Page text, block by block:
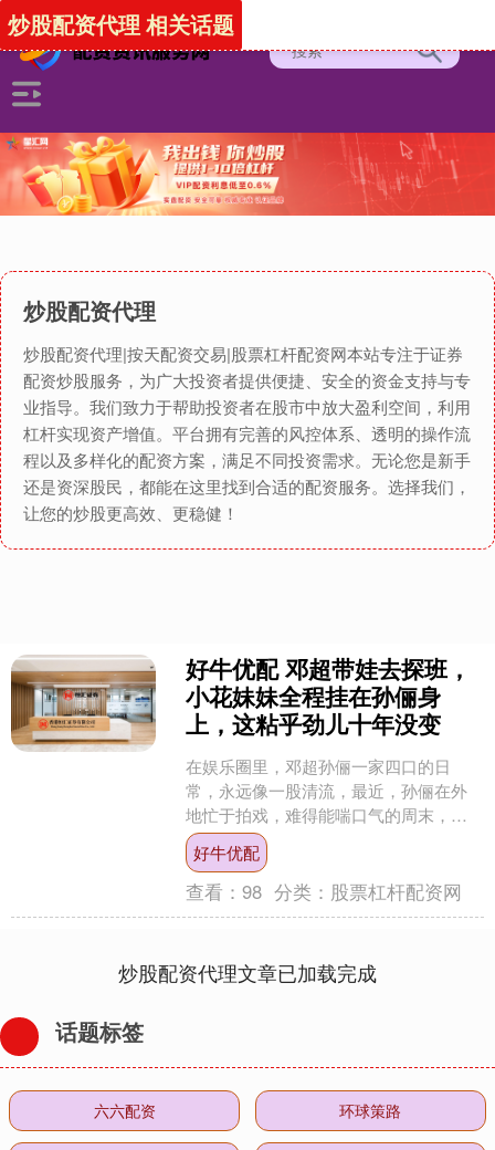
炒股配资代理
炒股配资代理|按天配资交易|股票杠杆配资网本站专注于证券
配资炒股服务，为广大投资者提供便捷、安全的资金支持与专
业指导。我们致力于帮助投资者在股市中放大盈利空间，利用
杠杆实现资产增值。平台拥有完善的风控体系、透明的操作流
程以及多样化的配资方案，满足不同投资需求。无论您是新手
还是资深股民，都能在这里找到合适的配资服务。选择我们，
让您的炒股更高效、更稳健！
炒股配资代理 相关话题
好牛优配 邓超带娃去探班，
小花妹妹全程挂在孙俪身
上，这粘乎劲儿十年没变
在娱乐圈里，邓超孙俪一家四口的日
常，永远像一股清流，最近，孙俪在外
地忙于拍戏，难得能喘口气的周末，邓
超悄悄把两个孩子带到了剧组，想给妈
妈一个惊喜。 最引人注目的....
好牛优配
查看：98 分类： 股票杠杆配资网
炒股配资代理文章已加载完成
话题标签
六六配资 环球策路